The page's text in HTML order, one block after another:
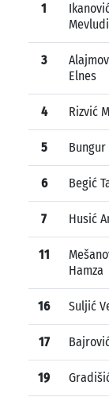
1
3
Elnes
4 Rizvić
5 Bungur
6 Begić
7 Husić
11
Hamza
16 Suljić
17
19